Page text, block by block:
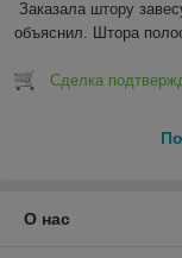
Препятствует
мероприятий
Заказала штору
объяснил. Штора
Сделка
О нас